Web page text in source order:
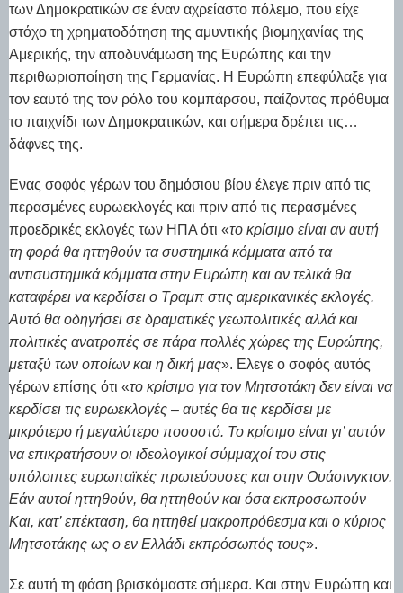
των Δημοκρατικών σε έναν αχρείαστο πόλεμο, που είχε
στόχο τη χρηματοδότηση της αμυντικής βιομηχανίας της
Αμερικής, την αποδυνάμωση της Ευρώπης και την
περιθωριοποίηση της Γερμανίας. Η Ευρώπη επεφύλαξε για
τον εαυτό της τον ρόλο του κομπάρσου, παίζοντας πρόθυμα
το παιχνίδι των Δημοκρατικών, και σήμερα δρέπει τις…
δάφνες της.
Ενας σοφός γέρων του δημόσιου βίου έλεγε πριν από τις
περασμένες ευρωεκλογές και πριν από τις περασμένες
προεδρικές εκλογές των ΗΠΑ ότι «το κρίσιμο είναι αν αυτή
τη φορά θα ηττηθούν τα συστημικά κόμματα από τα
αντισυστημικά κόμματα στην Ευρώπη και αν τελικά θα
καταφέρει να κερδίσει ο Τραμπ στις αμερικανικές εκλογές.
Αυτό θα οδηγήσει σε δραματικές γεωπολιτικές αλλά και
πολιτικές ανατροπές σε πάρα πολλές χώρες της Ευρώπης,
μεταξύ των οποίων και η δική μας». Ελεγε ο σοφός αυτός
γέρων επίσης ότι «το κρίσιμο για τον Μητσοτάκη δεν είναι να
κερδίσει τις ευρωεκλογές – αυτές θα τις κερδίσει με
μικρότερο ή μεγαλύτερο ποσοστό. Το κρίσιμο είναι γι’ αυτόν
να επικρατήσουν οι ιδεολογικοί σύμμαχοί του στις
υπόλοιπες ευρωπαϊκές πρωτεύουσες και στην Ουάσινγκτον.
Εάν αυτοί ηττηθούν, θα ηττηθούν και όσα εκπροσωπούν
Και, κατ’ επέκταση, θα ηττηθεί μακροπρόθεσμα και ο κύριος
Μητσοτάκης ως ο εν Ελλάδι εκπρόσωπός τους».
Σε αυτή τη φάση βρισκόμαστε σήμερα. Και στην Ευρώπη και